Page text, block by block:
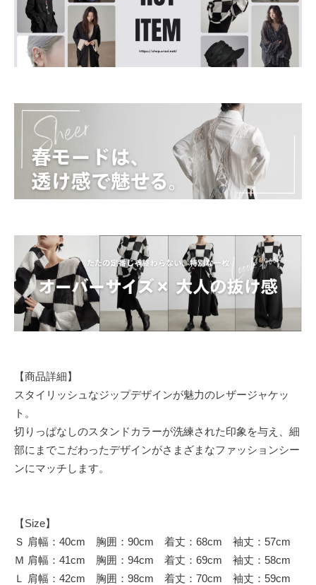
【商品詳細】
スタイリッシュなジップデザインが魅力のレザージャケッ
ト。
切りっぱなしのスタンドカラーが洗練された印象を与え、細
部にまでこだわったデザインがさまざまなファッションシー
ンにマッチします。
【Size】
Ｓ 肩幅：40cm 胸囲：90cm 着丈：68cm 袖丈：57cm
Ｍ 肩幅：41cm 胸囲：94cm 着丈：69cm 袖丈：58cm
Ｌ 肩幅：42cm 胸囲：98cm 着丈：70cm 袖丈：59cm